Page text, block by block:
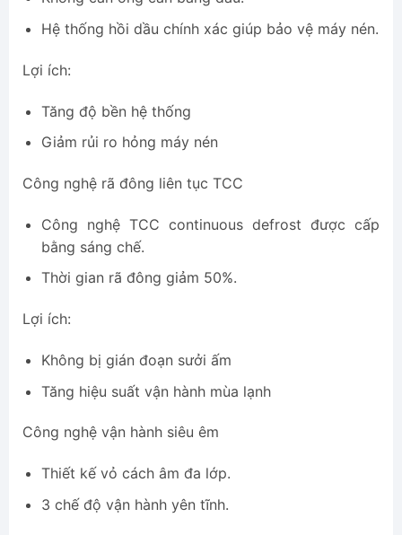
Hệ thống hồi dầu chính xác giúp bảo vệ máy nén.
Lợi ích:
Tăng độ bền hệ thống
Giảm rủi ro hỏng máy nén
Công nghệ rã đông liên tục TCC
Công nghệ TCC continuous defrost được cấp
bằng sáng chế.
Thời gian rã đông giảm 50%.
Lợi ích:
Không bị gián đoạn sưởi ấm
Tăng hiệu suất vận hành mùa lạnh
Công nghệ vận hành siêu êm
Thiết kế vỏ cách âm đa lớp.
3 chế độ vận hành yên tĩnh.